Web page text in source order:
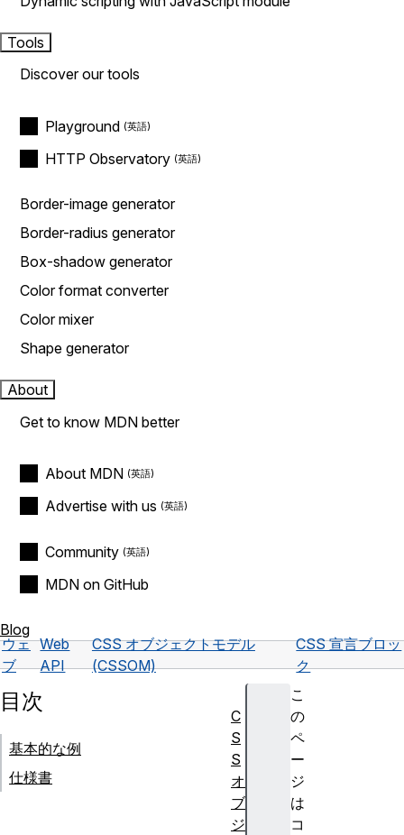
Tools
Discover our tools
Playground
HTTP Observatory
Border-image generator
Border-radius generator
Box-shadow generator
Color format converter
Color mixer
Shape generator
About
Get to know MDN better
About MDN
Advertise with us
Community
MDN on GitHub
Blog
ウェ
ブ
Web
API
CSS オブジェクトモデル
(CSSOM)
CSS 宣言ブロッ
ク
こ
の
ペ
ー
ジ
は
コ
目次
基本的な例
仕様書
C
S
S
オ
ブ
ジ